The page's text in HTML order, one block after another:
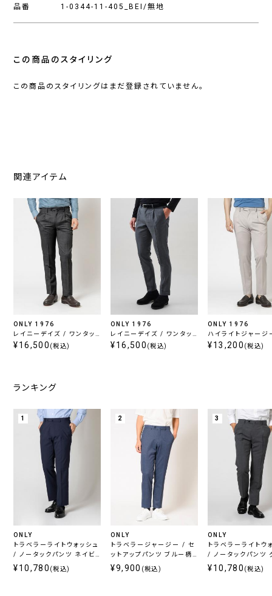
品番 1-0344-11-405_BEI/無地
この商品のスタイリング
この商品のスタイリングはまだ登録されていません。
関連アイテム
ONLY 1976
レイニーデイズ / ワンタッ
クパンツ チャコールグレー
¥16,500 (税込)
ONLY 1976
レイニーデイズ / ワンタッ
クパンツ グレー 無地
¥16,500 (税込)
ONLY 1976
ハイライトジャー
ックスフォード調 ベ
¥13,200 (税込)
ランキング
1
ONLY
トラベラーライトウォッシュ
/ ノータックパンツ ネイビ
ー無地
¥10,780 (税込)
2
ONLY
トラベラージャージー / セ
ットアップパンツ ブルー柄
無地
¥9,900 (税込)
3
ONLY
トラベラーライトウ
/ ノータックパンツ
無地
¥10,780 (税込)